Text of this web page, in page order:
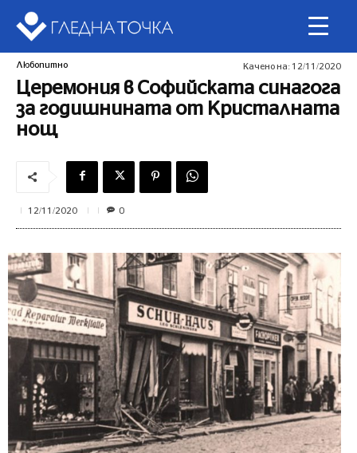
Любопитно Качено на: 12/11/2020
Церемония в Софийската синагога
за годишнината от Кристалната
нощ
12/11/2020 0